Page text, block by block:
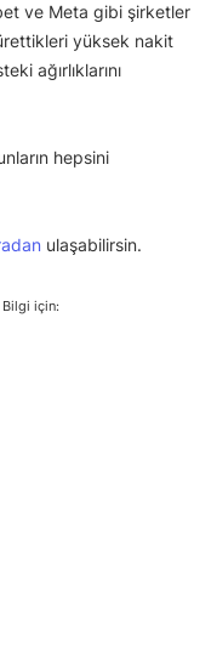
ve Meta gibi şirketler
yüksek nakit
ağırlıklarını
hepsini
ulaşabilirsin.
Bilgi için: